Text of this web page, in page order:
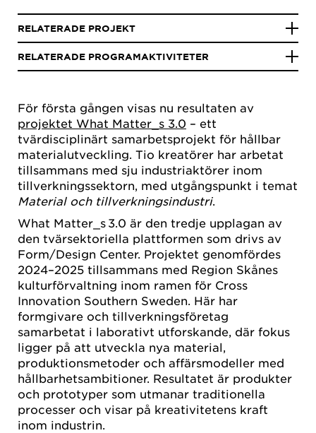
För första gången visas nu resultaten av
projektet What Matter_s 3.0 – ett
tvärdisciplinärt samarbetsprojekt för hållbar
materialutveckling. Tio kreatörer har arbetat
tillsammans med sju industriaktörer inom
tillverkningssektorn, med utgångspunkt i temat
Material och tillverkningsindustri.
What Matter_s 3.0 är den tredje upplagan av
den tvärsektoriella plattformen som drivs av
Form/Design Center. Projektet genomfördes
2024–2025 tillsammans med Region Skånes
kulturförvaltning inom ramen för Cross
Innovation Southern Sweden. Här har
formgivare och tillverkningsföretag
samarbetat i laborativt utforskande, där fokus
ligger på att utveckla nya material,
produktionsmetoder och affärsmodeller med
hållbarhetsambitioner. Resultatet är produkter
och prototyper som utmanar traditionella
processer och visar på kreativitetens kraft
inom industrin.
RELATERADE PROJEKT
RELATERADE PROGRAMAKTIVITETER